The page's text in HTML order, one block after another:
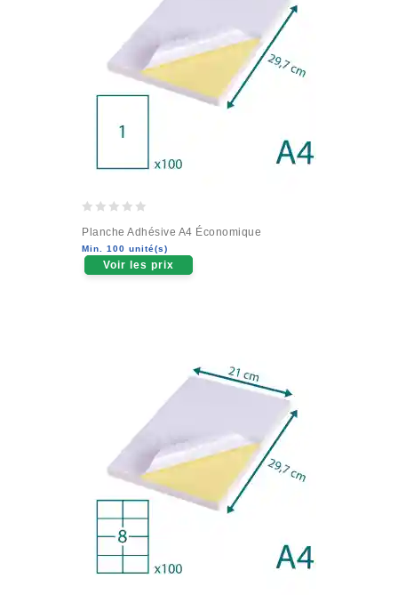
out
of
5
Planche Adhésive A4 Économique
Min. 100 unité(s)
Voir les prix